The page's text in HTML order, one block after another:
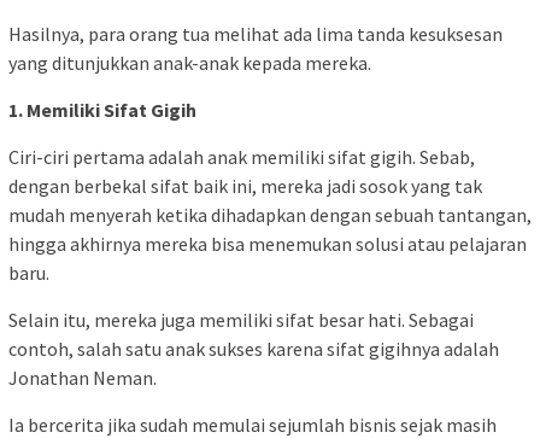
Hasilnya, para orang tua melihat ada lima tanda kesuksesan
yang ditunjukkan anak-anak kepada mereka.
1. Memiliki Sifat Gigih
Ciri-ciri pertama adalah anak memiliki sifat gigih. Sebab,
dengan berbekal sifat baik ini, mereka jadi sosok yang tak
mudah menyerah ketika dihadapkan dengan sebuah tantangan,
hingga akhirnya mereka bisa menemukan solusi atau pelajaran
baru.
Selain itu, mereka juga memiliki sifat besar hati. Sebagai
contoh, salah satu anak sukses karena sifat gigihnya adalah
Jonathan Neman.
Ia bercerita jika sudah memulai sejumlah bisnis sejak masih